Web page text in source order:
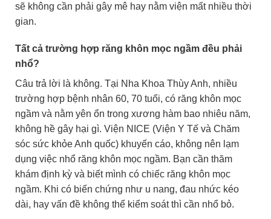
sẽ không cần phải gây mê hay nằm viện mất nhiều thời
gian.
Tất cả trường hợp răng khôn mọc ngầm đều phải
nhổ?
Câu trả lời là không. Tại Nha Khoa Thùy Anh, nhiều
trường hợp bệnh nhân 60, 70 tuổi, có răng khôn mọc
ngầm và nằm yên ổn trong xương hàm bao nhiêu năm,
không hề gây hại gì. Viện NICE (Viện Y Tế và Chăm
sóc sức khỏe Anh quốc) khuyến cáo, không nên lạm
dụng việc nhổ răng khôn mọc ngầm. Bạn cần thăm
khám định kỳ và biết mình có chiếc răng khôn mọc
ngầm. Khi có biến chứng như u nang, đau nhức kéo
dài, hay vấn đề không thể kiểm soát thì cần nhổ bỏ.